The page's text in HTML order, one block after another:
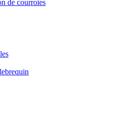
de courroies